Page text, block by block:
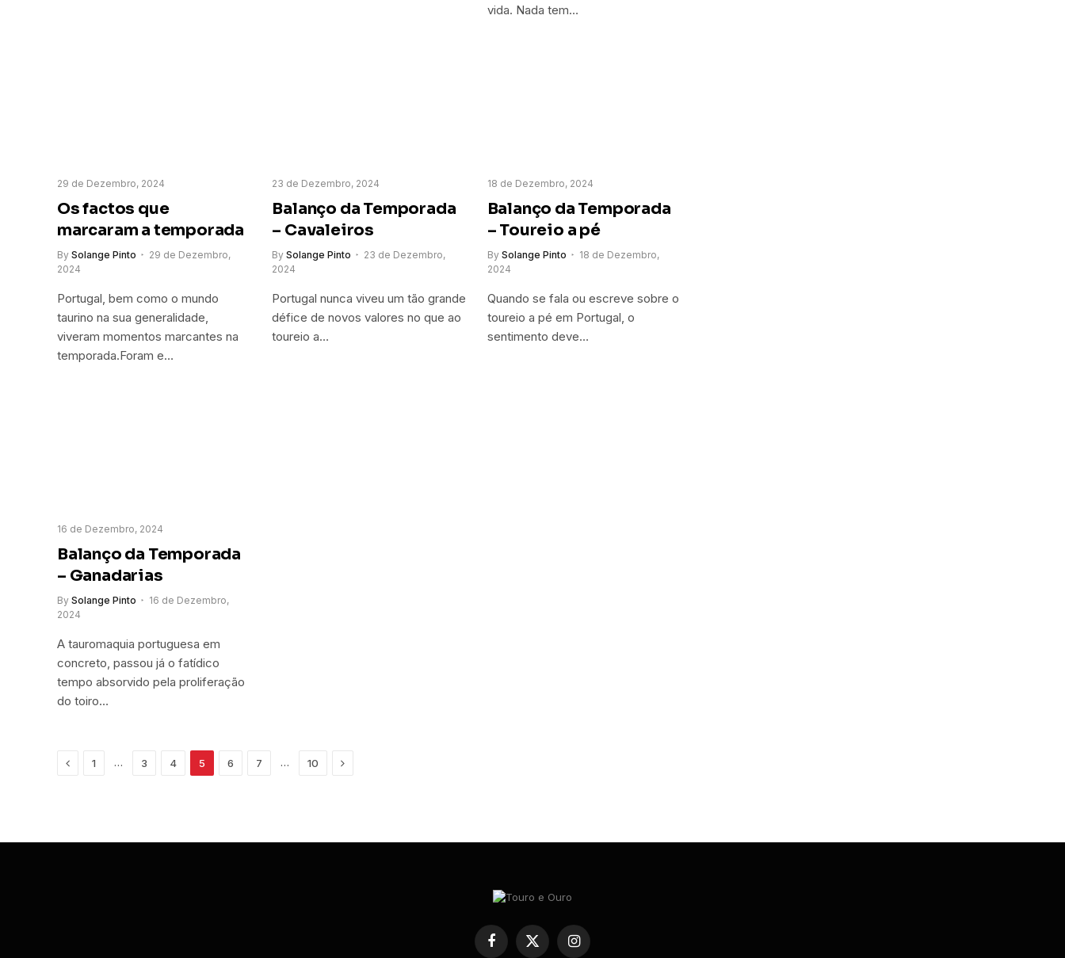
vida. Nada tem…
29 de Dezembro, 2024
Os factos que
marcaram a temporada
By Solange Pinto
29 de Dezembro,
2024
Portugal, bem como o mundo
taurino na sua generalidade,
viveram momentos marcantes na
temporada.Foram e…
23 de Dezembro, 2024
Balanço da Temporada
– Cavaleiros
By Solange Pinto
23 de Dezembro,
2024
Portugal nunca viveu um tão grande
défice de novos valores no que ao
toureio a…
18 de Dezembro, 2024
Balanço da Temporada
– Toureio a pé
By Solange Pinto
18 de Dezembro,
2024
Quando se fala ou escreve sobre o
toureio a pé em Portugal, o
sentimento deve…
16 de Dezembro, 2024
Balanço da Temporada
– Ganadarias
By Solange Pinto
16 de Dezembro,
2024
A tauromaquia portuguesa em
concreto, passou já o fatídico
tempo absorvido pela proliferação
do toiro…
Previous
1 … 3 4 5 6 7 … 10 Next
Facebook
X
Instagram